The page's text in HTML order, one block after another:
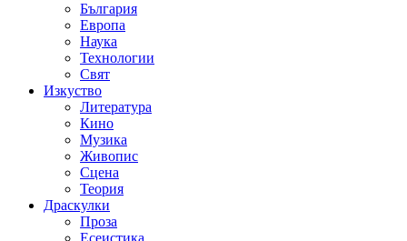
България
Европа
Наука
Технологии
Свят
Изкуство
Литература
Кино
Музика
Живопис
Сцена
Теория
Драскулки
Проза
Есеистика